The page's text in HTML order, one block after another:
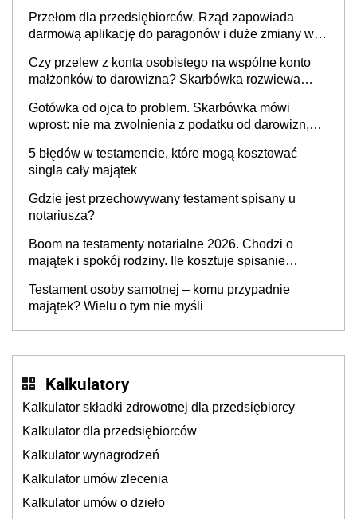
Przełom dla przedsiębiorców. Rząd zapowiada
darmową aplikację do paragonów i duże zmiany w
Czy przelew z konta osobistego na wspólne konto
małżonków to darowizna? Skarbówka rozwiewa
Gotówka od ojca to problem. Skarbówka mówi
wprost: nie ma zwolnienia z podatku od darowizn,
obdarowanego
5 błędów w testamencie, które mogą kosztować
singla cały majątek
Gdzie jest przechowywany testament spisany u
notariusza?
Boom na testamenty notarialne 2026. Chodzi o
majątek i spokój rodziny. Ile kosztuje spisanie
Testament osoby samotnej – komu przypadnie
majątek? Wielu o tym nie myśli
Kalkulatory
Kalkulator składki zdrowotnej dla przedsiębiorcy
Kalkulator dla przedsiębiorców
Kalkulator wynagrodzeń
Kalkulator umów zlecenia
Kalkulator umów o dzieło